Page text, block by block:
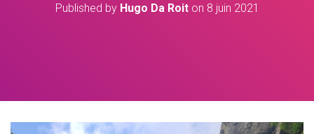
Published by Hugo Da Roiton 8 juin 2021